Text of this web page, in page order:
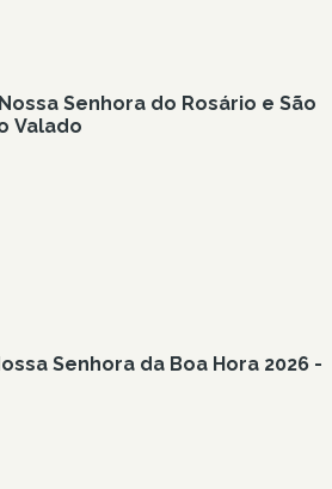
Senhora do Rosário e São
Valado
Senhora da Boa Hora 2026 -